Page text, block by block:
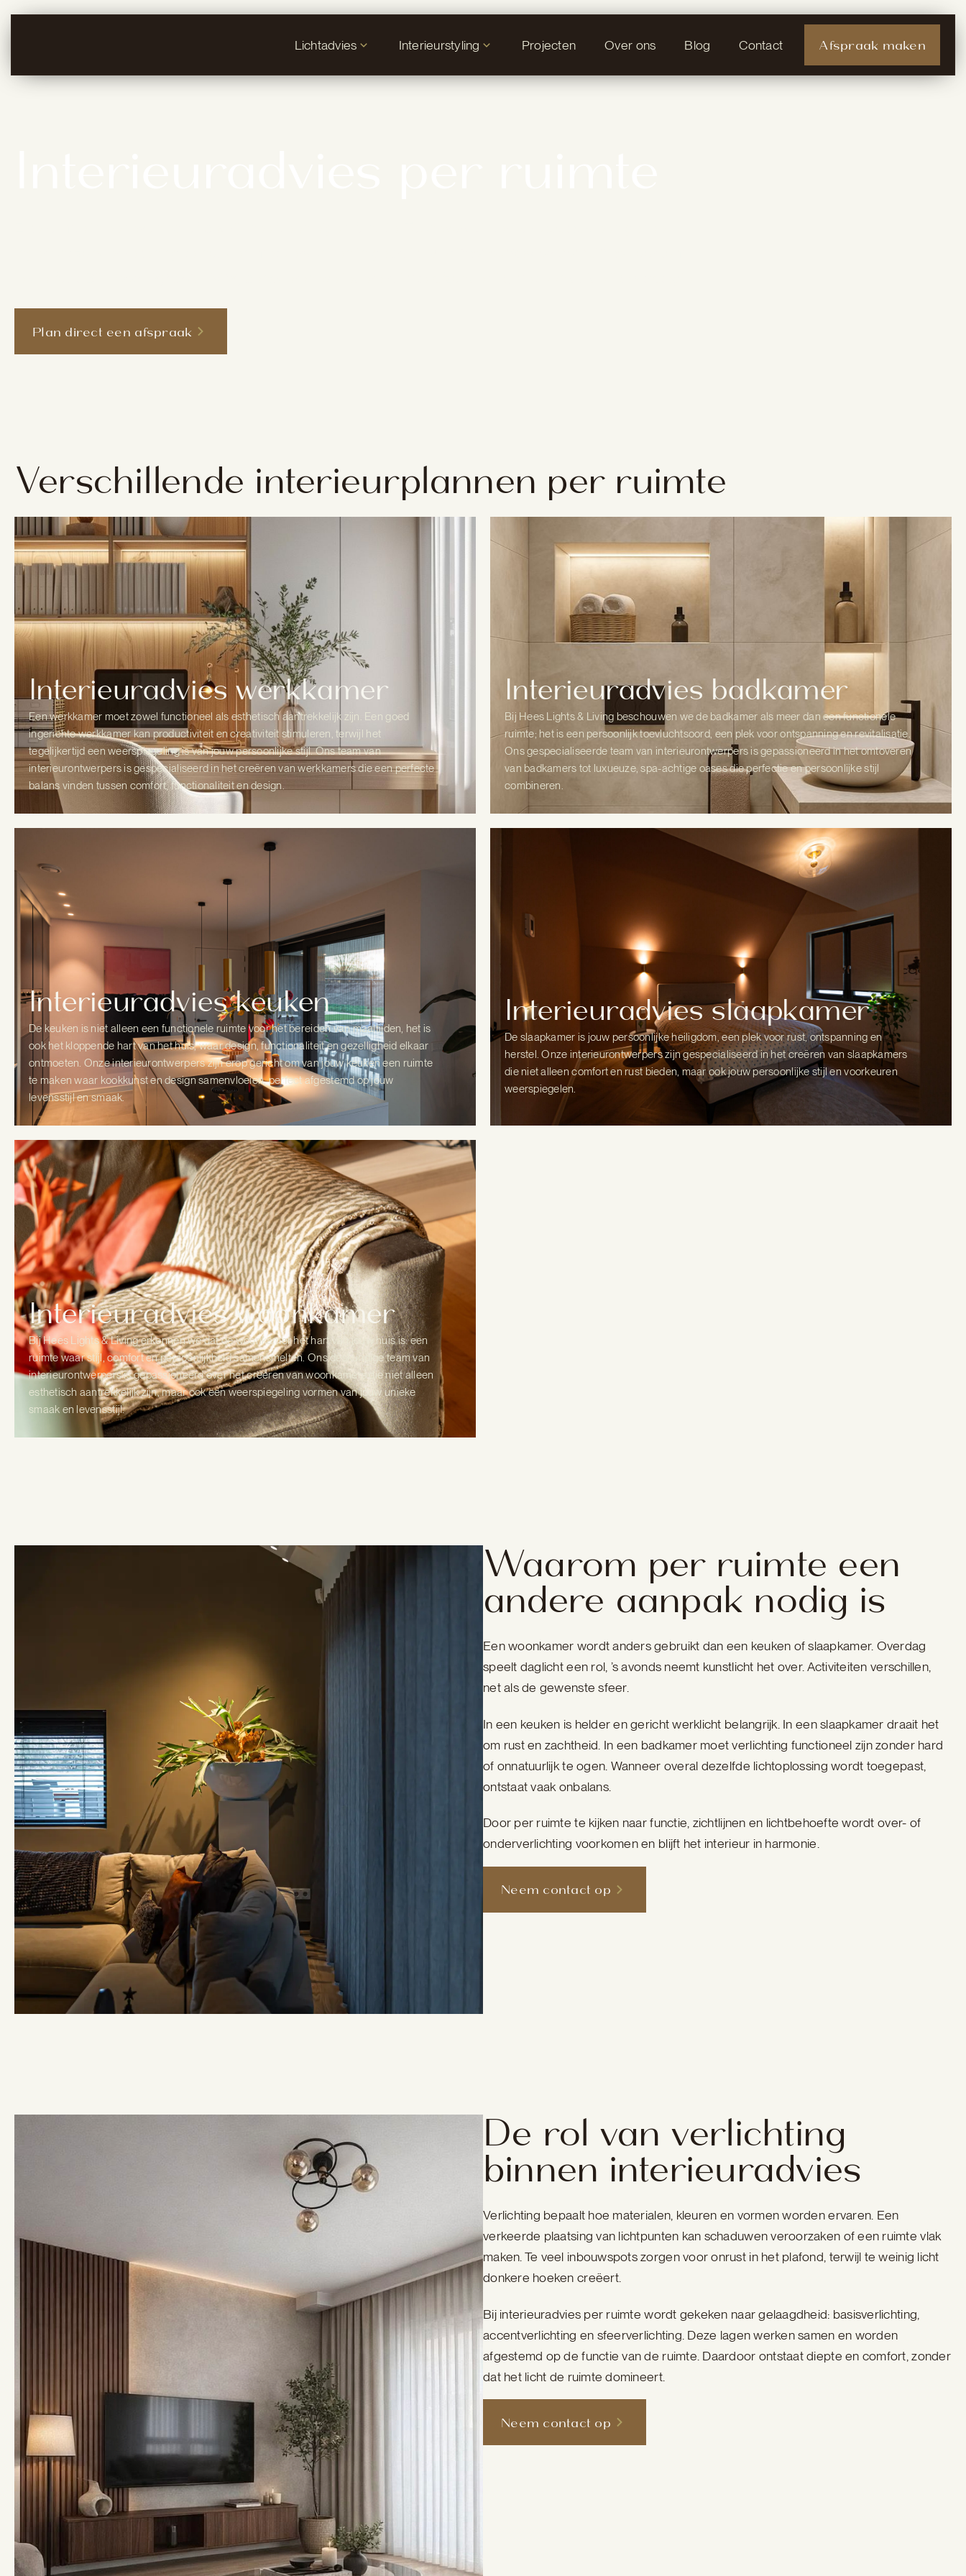
Lichtadvies Interieurstyling Projecten Over ons Blog Contact Afspraak maken
Plan direct een afspraak
Verschillende interieurplannen per ruimte
Interieuradvies werkkamer
Een werkkamer moet zowel functioneel als esthetisch aantrekkelijk zijn. Een goed
ingerichte werkkamer kan productiviteit en creativiteit stimuleren, terwijl het
tegelijkertijd een weerspiegeling is van jouw persoonlijke stijl. Ons team van
interieurontwerpers is gespecialiseerd in het creëren van werkkamers die een perfecte
balans vinden tussen comfort, functionaliteit en design.
Interieuradvies badkamer
Bij Hees Lights & Living beschouwen we de badkamer als meer dan een functionele
ruimte; het is een persoonlijk toevluchtsoord, een plek voor ontspanning en revitalisatie.
Ons gespecialiseerde team van interieurontwerpers is gepassioneerd in het omtoveren
van badkamers tot luxueuze, spa-achtige oases die perfectie en persoonlijke stijl
combineren.
Interieuradvies keuken
De keuken is niet alleen een functionele ruimte voor het bereiden van maaltijden, het is
ook het kloppende hart van het huis, waar design, functionaliteit en gezelligheid elkaar
ontmoeten. Onze interieurontwerpers zijn erop gericht om van jouw keuken een ruimte
te maken waar kookkunst en design samenvloeien, perfect afgestemd op jouw
levensstijl en smaak.
Interieuradvies slaapkamer
De slaapkamer is jouw persoonlijke heiligdom, een plek voor rust, ontspanning en
herstel. Onze interieurontwerpers zijn gespecialiseerd in het creëren van slaapkamers
die niet alleen comfort en rust bieden, maar ook jouw persoonlijke stijl en voorkeuren
weerspiegelen.
Interieuradvies woonkamer
Bij Hees Lights & Living erkennen we dat de woonkamer het hart van jouw huis is: een
ruimte waar stijl, comfort en persoonlijkheid samensmelten. Ons deskundige team van
interieurontwerpers is gepassioneerd over het creëren van woonkamers die niet alleen
esthetisch aantrekkelijk zijn, maar ook een weerspiegeling vormen van jouw unieke
smaak en levensstijl.
Waarom per ruimte een
andere aanpak nodig is
Een woonkamer wordt anders gebruikt dan een keuken of slaapkamer. Overdag
speelt daglicht een rol, ’s avonds neemt kunstlicht het over. Activiteiten verschillen,
net als de gewenste sfeer.
In een keuken is helder en gericht werklicht belangrijk. In een slaapkamer draait het
om rust en zachtheid. In een badkamer moet verlichting functioneel zijn zonder hard
of onnatuurlijk te ogen. Wanneer overal dezelfde lichtoplossing wordt toegepast,
ontstaat vaak onbalans.
Door per ruimte te kijken naar functie, zichtlijnen en lichtbehoefte wordt over- of
onderverlichting voorkomen en blijft het interieur in harmonie.
Neem contact op
De rol van verlichting
binnen interieuradvies
Verlichting bepaalt hoe materialen, kleuren en vormen worden ervaren. Een
verkeerde plaatsing van lichtpunten kan schaduwen veroorzaken of een ruimte vlak
maken. Te veel inbouwspots zorgen voor onrust in het plafond, terwijl te weinig licht
donkere hoeken creëert.
Bij interieuradvies per ruimte wordt gekeken naar gelaagdheid: basisverlichting,
accentverlichting en sfeerverlichting. Deze lagen werken samen en worden
afgestemd op de functie van de ruimte. Daardoor ontstaat diepte en comfort, zonder
dat het licht de ruimte domineert.
Neem contact op